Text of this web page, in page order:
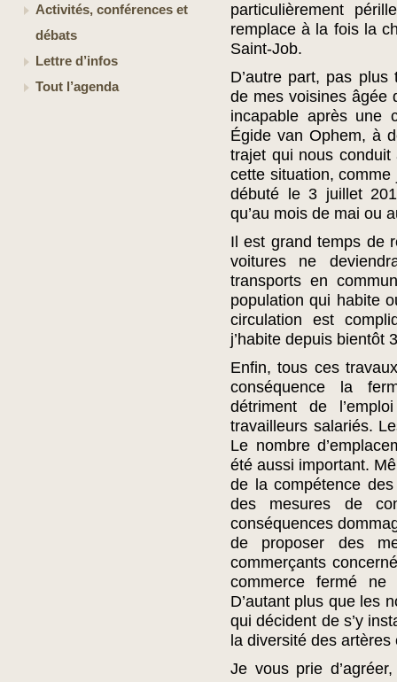
Activités, conférences et
débats
Lettre d’infos
Tout l’agenda
particulièrement
remplace à la fois la
Saint-Job.
D’autre part, pas plus
de mes voisines âgée
incapable après une
Égide van Ophem, à
trajet qui nous conduit
cette situation, comme
débuté le 3 juillet
qu’au mois de mai ou
Il est grand temps de
voitures ne
transports en
population qui habite
circulation est
j’habite depuis bientôt
Enfin, tous ces
conséquence la
détriment de
travailleurs salariés.
Le nombre
été aussi important.
de la compétence
des mesures de
conséquences
de proposer des
commerçants
commerce fermé
D’autant plus que les
qui décident de s’y
la diversité des
Je vous prie